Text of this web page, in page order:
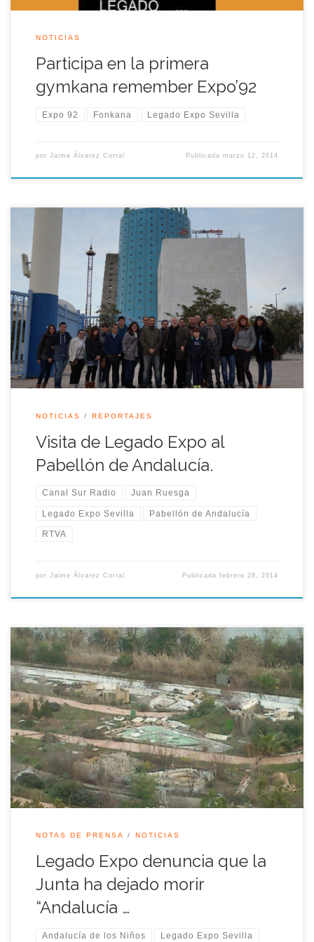
NOTICIAS
Participa en la primera
gymkana remember Expo’92
Expo 92 Fonkana Legado Expo Sevilla
por Jaime Álvarez Corral Publicadamarzo 12, 2014
Esta misma semana con motivo del día de Andalucía los
socios de la Asociación Legado Expo Sevilla han podido
disfrutar de una visita al Pabellón de Andalucía, legado de la
Exposición Universal de Sevilla que alberga actualmente las
emisoras de radio de la RTVA. Dicho encuentro contó con la
explicación […]
NOTICIAS REPORTAJES
Visita de Legado Expo al
Pabellón de Andalucía.
Canal Sur Radio Juan Ruesga
Legado Expo Sevilla Pabellón de Andalucía
RTVA
por Jaime Álvarez Corral Publicadafebrero 28, 2014
La Asociación Legado Expo Sevilla reclama a la Comisión de
Patrimonio de la Junta de Andalucía que actúe
inmediatamente ante la grave situación que padece el parque
de maquetas “Andalucía de los Niños”. Legado Expo ha
podido constatar que el estado de las reproducciones a escala
de los principales monumentos […]
NOTAS DE PRENSA NOTICIAS
Legado Expo denuncia que la
Junta ha dejado morir
“Andalucía …
Andalucía de los Niños Legado Expo Sevilla